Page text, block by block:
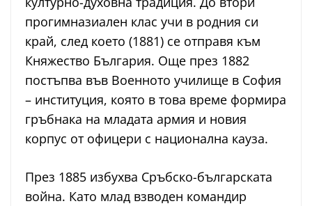
прогимназиален клас учи в родния си
край, след което (1881) се отправя към
Княжество България. Още през 1882
постъпва във Военното училище в София
– институция, която в това време формира
гръбнака на младата армия и новия
корпус от офицери с национална кауза.
През 1885 избухва Сръбско-българската
война. Като млад взводен командир